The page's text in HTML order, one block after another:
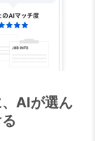
、AIが選ん